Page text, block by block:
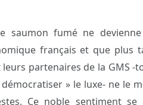
saumon fumé ne
français et que plus
partenaires de la GMS -
» le luxe- ne le
Ce noble sentiment